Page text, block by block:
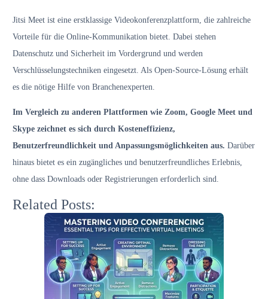
Jitsi Meet ist eine erstklassige Videokonferenzplattform, die zahlreiche
Vorteile für die Online-Kommunikation bietet. Dabei stehen
Datenschutz und Sicherheit im Vordergrund und werden
Verschlüsselungstechniken eingesetzt. Als Open-Source-Lösung erhält
es die nötige Hilfe von Branchenexperten.
Im Vergleich zu anderen Plattformen wie Zoom, Google Meet und
Skype zeichnet es sich durch Kosteneffizienz,
Benutzerfreundlichkeit und Anpassungsmöglichkeiten aus. Darüber
hinaus bietet es ein zugängliches und benutzerfreundliches Erlebnis,
ohne dass Downloads oder Registrierungen erforderlich sind.
Related Posts: